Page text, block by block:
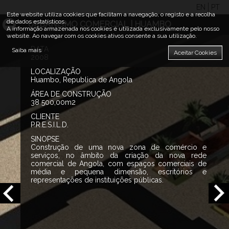
Este website utiliza cookies que facilitam a navegação, o registo e a recolha
de dados estatísticos.
A informação armazenada nos cookies é utilizada exclusivamente pelo nosso
website. Ao navegar com os cookies ativos consente a sua utilização.
Saiba mais
Aceitar Cookies
PT
URBANISMO COMERCIAL | HUAMBO
DATA
2008
LOCALIZAÇÃO
Huambo, Republica de Angola
ÁREA DE CONSTRUÇÃO
38 500,00m2
CLIENTE
P.R.E.S.I.L.D.
SINOPSE
Construção de uma nova zona de comércio e
serviços, no âmbito da criação da nova rede
comercial de Angola, com espaços comerciais de
média e pequena dimensão, escritórios e
representações de instituições públicas.